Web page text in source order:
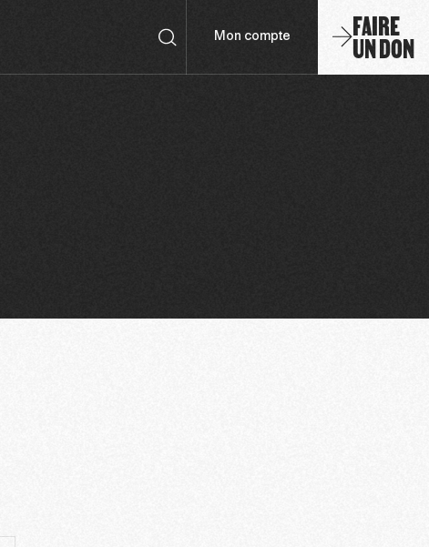
Mon compte FAIRE
UN DON